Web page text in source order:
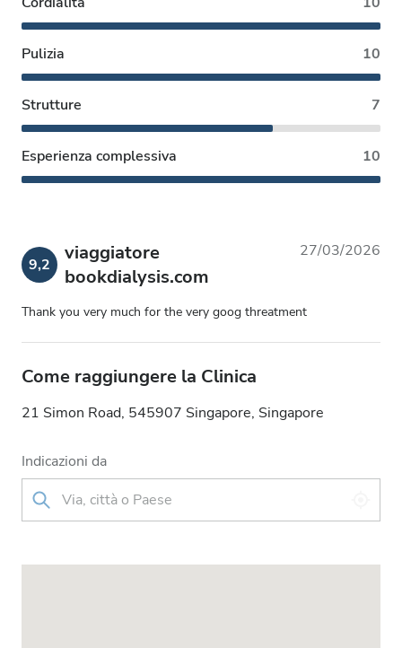
Pulizia 10
Strutture 7
Esperienza complessiva 10
9,2
viaggiatore
bookdialysis.com
27/03/2026
Thank you very much for the very goog threatment
Come raggiungere la Clinica
21 Simon Road, 545907 Singapore, Singapore
Indicazioni da